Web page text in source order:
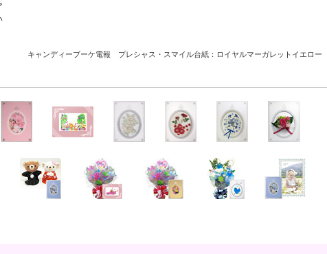
キャンディーブーケ電報 プレシャス・スマイル台紙：ロイヤルマーガレットイエロー